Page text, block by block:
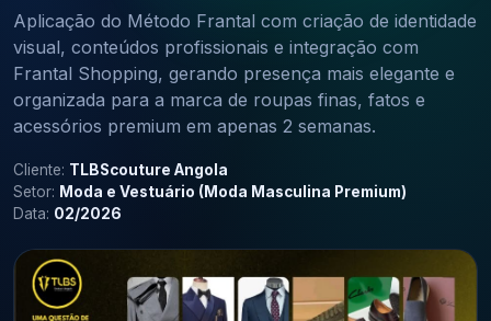
Aplicação do Método Frantal com criação de identidade
visual, conteúdos profissionais e integração com
Frantal Shopping, gerando presença mais elegante e
organizada para a marca de roupas finas, fatos e
acessórios premium em apenas 2 semanas.
Cliente: TLBScouture Angola
Setor: Moda e Vestuário (Moda Masculina Premium)
Data: 02/2026